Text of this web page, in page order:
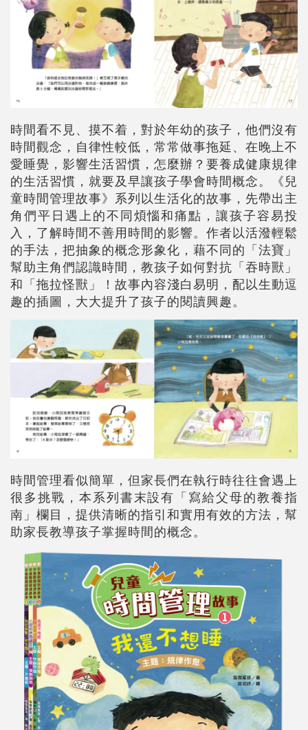
時間看不見、摸不着，對於年幼的孩子，他們沒有
時間觀念，自律性較低，常常做事拖延、在晚上不
愛睡覺，影響生活習慣，怎麼辦？要養成健康規律
的生活習慣，就要及早讓孩子學會時間概念。《兒
童時間管理故事》系列以生活化的故事，先帶出主
角們平日遇上的不同煩惱和痛點，讓孩子容易投
入，了解時間不善用時間的影響。作者以活潑輕鬆
的手法，把抽象的概念形象化，藉不同的「法寶」
幫助主角們認識時間，教孩子如何對抗「吞時獸」
和「拖拉怪獸」！故事內容淺白易明，配以生動逗
趣的插圖，大大提升了孩子的閱讀興趣。
時間管理看似簡單，但家長們在執行時往往會遇上
很多挑戰，本系列書末設有「寫給父母的教養指
南」欄目，提供清晰的指引和實用有效的方法，幫
助家長教導孩子掌握時間的概念。